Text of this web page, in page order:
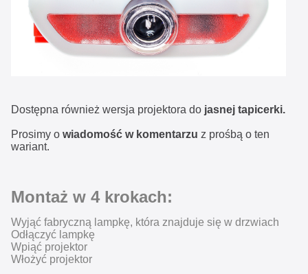
Dostępna również wersja projektora do jasnej tapicerki.
Prosimy o wiadomość w komentarzu z prośbą o ten
wariant.
Montaż w 4 krokach:
Wyjąć fabryczną lampkę, która znajduje się w drzwiach
Odłączyć lampkę
Wpiąć projektor
Włożyć projektor